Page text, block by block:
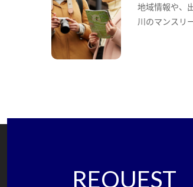
地域情報や、
川のマンスリ
REQUEST